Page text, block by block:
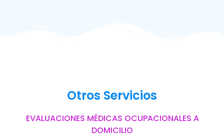
Otros Servicios
EVALUACIONES MÉDICAS OCUPACIONALES A
DOMICILIO